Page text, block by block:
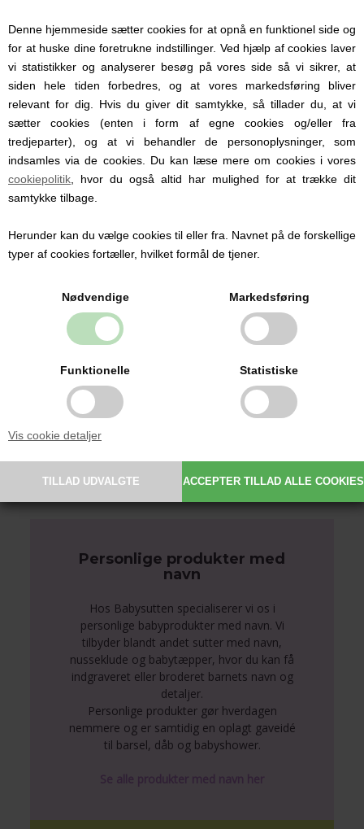
Denne hjemmeside sætter cookies for at opnå en funktionel side og
for at huske dine foretrukne indstillinger. Ved hjælp af cookies laver
vi statistikker og analyserer besøg på vores side så vi sikrer, at
siden hele tiden forbedres, og at vores markedsføring bliver
relevant for dig. Hvis du giver dit samtykke, så tillader du, at vi
sætter cookies (enten i form af egne cookies og/eller fra
tredjeparter), og at vi behandler de personoplysninger, som
indsamles via de cookies. Du kan læse mere om cookies i vores
cookiepolitik , hvor du også altid har mulighed for at trække dit
samtykke tilbage.
Herunder kan du vælge cookies til eller fra. Navnet på de forskellige
typer af cookies fortæller, hvilket formål de tjener.
Nødvendige Markedsføring
Funktionelle Statistiske
Vis cookie detaljer
Suttesnor Tender Blue, Elodie Details, Blå
99,00 DKK
Personlige produkter med
navn
Hos Babysutten specialiserer vi os i
personlige babyprodukter med navn. Vi
tilbyder blandt andet sutter med navn,
nusseklude og babytæpper, hvor du kan få
indgraveret eller broderet barnets navn og
detaljer.
Personlige produkter gør hverdagen
nemmere og er samtidig en oplagt gaveidé
til barsel, dåb og babyshower.
Se alle produkter med navn her